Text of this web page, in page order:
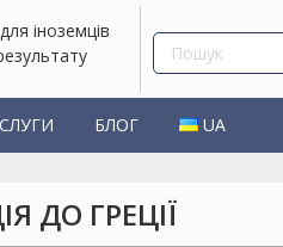
іноземців
БЛОГ UA
ДО ГРЕЦІЇ